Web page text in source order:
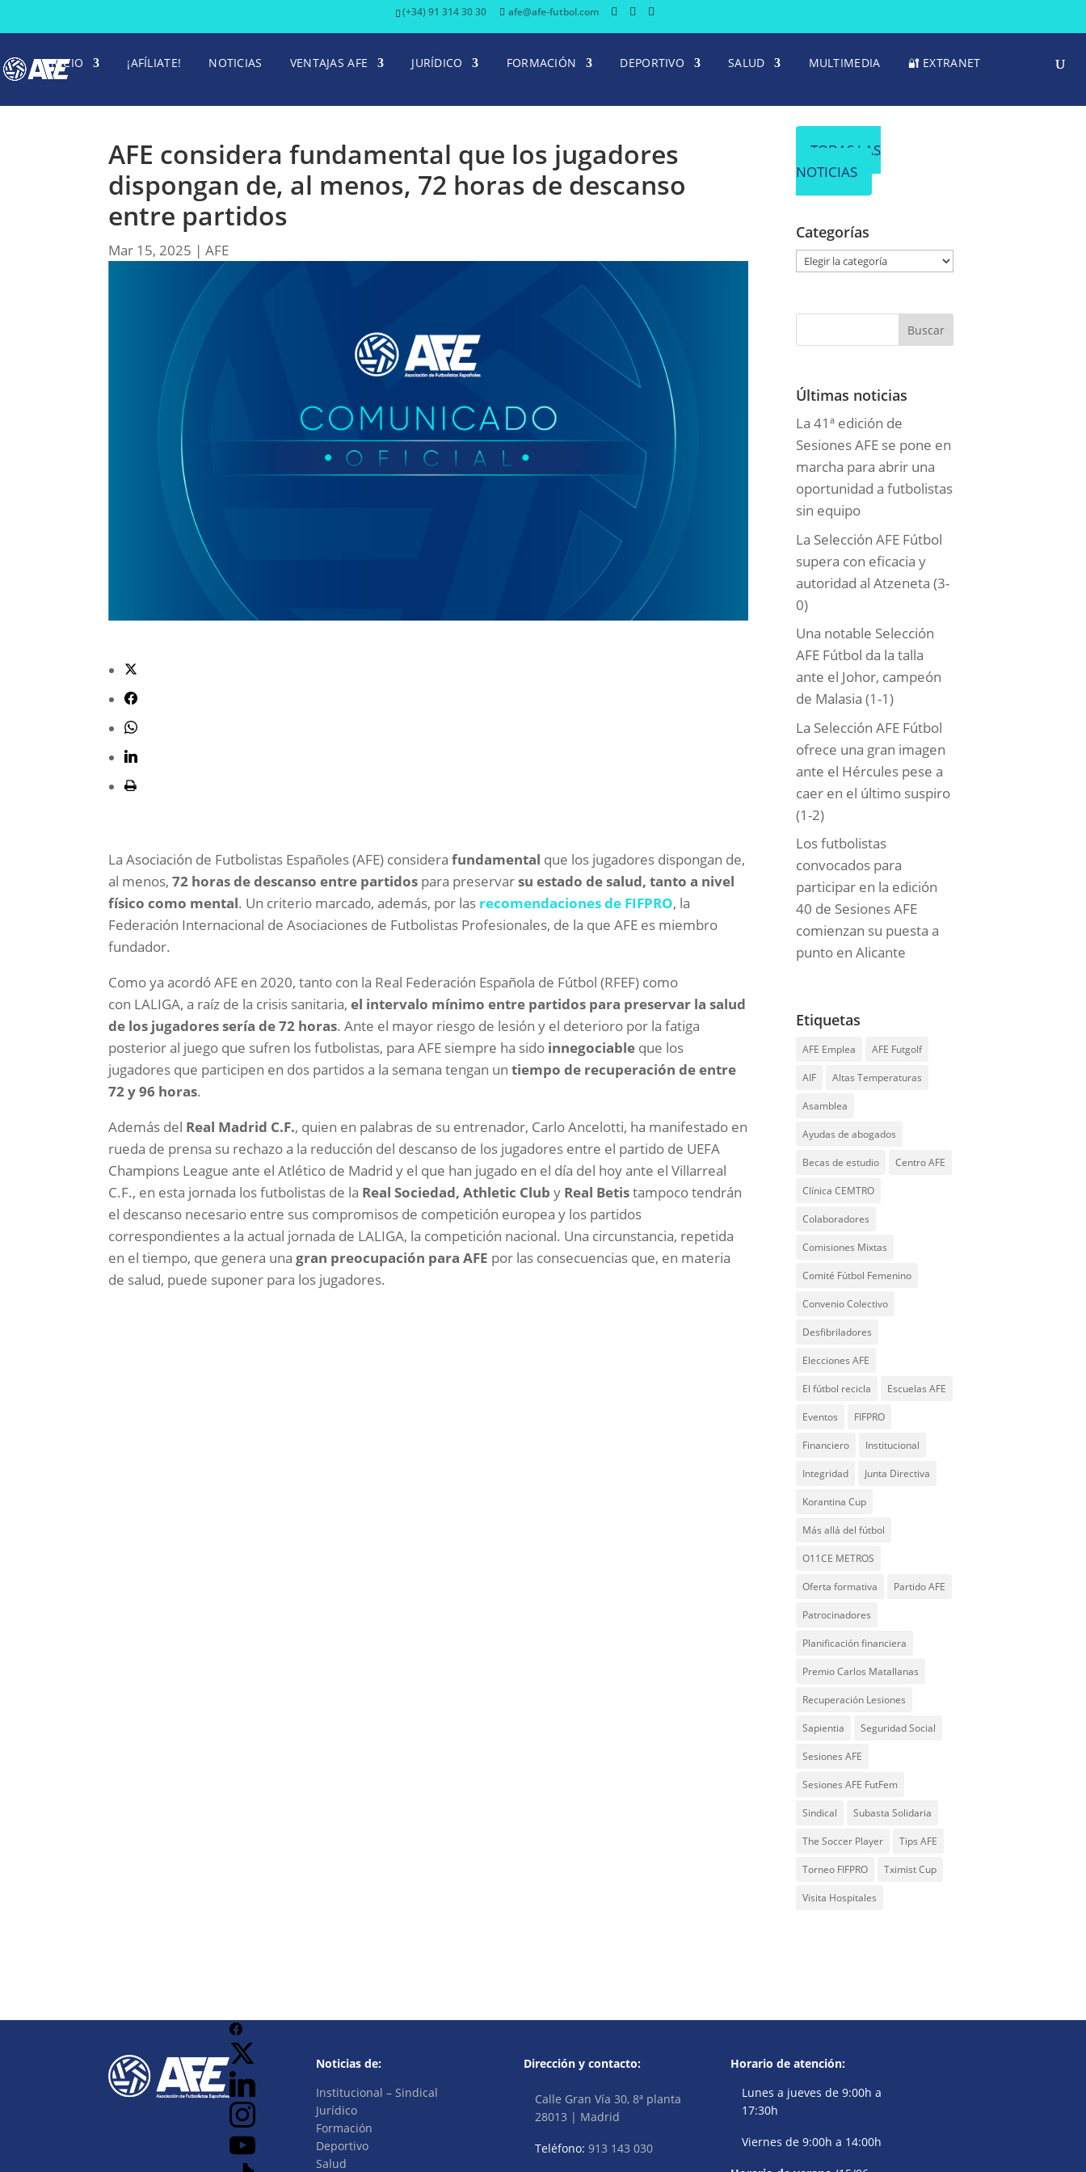
(+34) 91 314 30 30 afe@afe-futbol.com
INICIO ¡AFÍLIATE! NOTICIAS VENTAJAS AFE JURÍDICO FORMACIÓN DEPORTIVO SALUD MULTIMEDIA 🔐 EXTRANET
AFE considera fundamental que los jugadores
dispongan de, al menos, 72 horas de descanso
entre partidos
Mar 15, 2025 |AFE
La Asociación de Futbolistas Españoles (AFE) considerafundamental que los jugadores dispongan de,
al menos,72 horas de descanso entre partidos para preservarsu estado de salud, tanto a nivel
físico como mental. Un criterio marcado, además, por las recomendaciones de FIFPRO, la
Federación Internacional de Asociaciones de Futbolistas Profesionales, de la que AFE es miembro
fundador.
Como ya acordó AFE en 2020, tanto con la Real Federación Española de Fútbol (RFEF) como
con LALIGA, a raíz de la crisis sanitaria,el intervalo mínimo entre partidos para preservar la salud
de los jugadores sería de 72 horas. Ante el mayor riesgo de lesión y el deterioro por la fatiga
posterior al juego que sufren los futbolistas, para AFE siempre ha sido innegociable que los
jugadores que participen en dos partidos a la semana tengan untiempo de recuperación de entre
72 y 96 horas.
Además del Real Madrid C.F., quien en palabras de su entrenador, Carlo Ancelotti, ha manifestado en
rueda de prensa su rechazo a la reducción del descanso de los jugadores entre el partido de UEFA
Champions League ante el Atlético de Madrid y el que han jugado en el día del hoy ante el Villarreal
C.F., en esta jornada los futbolistas de la Real Sociedad, Athletic Club y Real Betistampoco tendrán
el descanso necesario entre sus compromisos de competición europea y los partidos
correspondientes a la actual jornada de LALIGA, la competición nacional. Una circunstancia, repetida
en el tiempo, que genera unagran preocupación para AFE por las consecuencias que, en materia
de salud, puede suponer para los jugadores.
TODAS LAS
NOTICIAS
Categorías
g
r
a
s
Últimas noticias
La 41ª edición de
Sesiones AFE se pone en
marcha para abrir una
oportunidad a futbolistas
sin equipo
La Selección AFE Fútbol
supera con eficacia y
autoridad al Atzeneta (3-
0)
Una notable Selección
AFE Fútbol da la talla
ante el Johor, campeón
de Malasia (1-1)
La Selección AFE Fútbol
ofrece una gran imagen
ante el Hércules pese a
caer en el último suspiro
(1-2)
Los futbolistas
convocados para
participar en la edición
40 de Sesiones AFE
comienzan su puesta a
punto en Alicante
Etiquetas
AFE Emplea AFE Futgolf
AIF Altas Temperaturas
Asamblea
Ayudas de abogados
Becas de estudio Centro AFE
Clínica CEMTRO
Colaboradores
Comisiones Mixtas
Comité Fútbol Femenino
Convenio Colectivo
Desfibriladores
Elecciones AFE
El fútbol recicla Escuelas AFE
Eventos FIFPRO
Financiero Institucional
Integridad Junta Directiva
Korantina Cup
Más allá del fútbol
O11CE METROS
Oferta formativa Partido AFE
Patrocinadores
Planificación financiera
Premio Carlos Matallanas
Recuperación Lesiones
Sapientia Seguridad Social
Sesiones AFE
Sesiones AFE FutFem
Sindical Subasta Solidaria
The Soccer Player Tips AFE
Torneo FIFPRO Tximist Cup
Visita Hospitales
Noticias de:
Institucional – Sindical
Jurídico
Formación
Deportivo
Salud
Dirección y contacto:
Calle Gran Vía 30, 8ª planta
28013 | Madrid
Teléfono: 913 143 030
Horario de atención:
Lunes a jueves de 9:00h a
17:30h
Viernes de 9:00h a 14:00h